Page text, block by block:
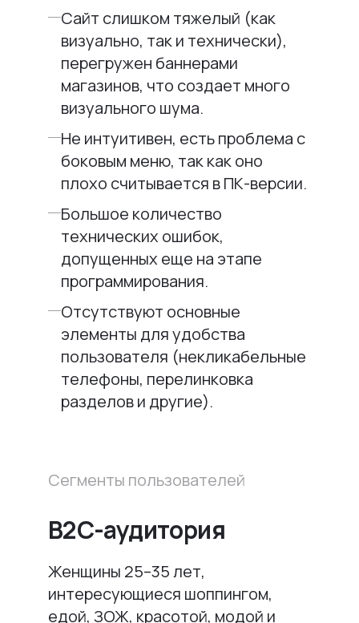
Сайт слишком тяжелый (как
визуально, так и технически),
перегружен баннерами
магазинов, что создает много
визуального шума.
Не интуитивен, есть проблема с
боковым меню, так как оно
плохо считывается в ПК-версии.
Большое количество
технических ошибок,
допущенных еще на этапе
программирования.
Отсутствуют основные
элементы для удобства
пользователя (некликабельные
телефоны, перелинковка
разделов и другие).
Сегменты пользователей
B2C-аудитория
Женщины 25–35 лет,
интересующиеся шоппингом,
едой, ЗОЖ, красотой, модой и